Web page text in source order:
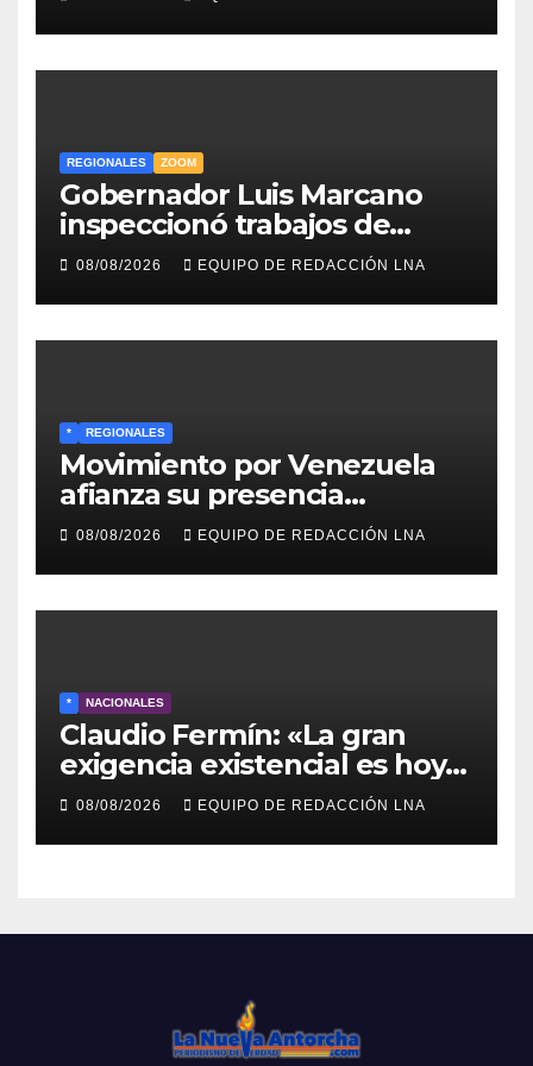
Caracas Boys
REGIONALES ZOOM
Gobernador Luis Marcano
inspeccionó trabajos de
rehabilitación en al Av.
Intercomunal
08/08/2026 EQUIPO DE REDACCIÓN LNA
* REGIONALES
Movimiento por Venezuela
afianza su presencia
comunitaria en La Ponderosa
y otras comunidades de
Anzoátegui
08/08/2026 EQUIPO DE REDACCIÓN LNA
* NACIONALES
Claudio Fermín: «La gran
exigencia existencial es hoy
la defensa de la soberanía»
08/08/2026 EQUIPO DE REDACCIÓN LNA